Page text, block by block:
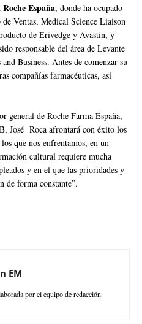
España, donde ha ocupado
Ventas, Medical Science Liaison
de Erivedge y Avastin, y
responsable del área de Levante
Business. Antes de comenzar su
compañías farmacéuticas, así
general de Roche Farma España,
José Roca afrontará con éxito los
que nos enfrentamos, en un
cultural requiere mucha
y en el que las prioridades y
de forma constante”.
EM
por el equipo de redacción.